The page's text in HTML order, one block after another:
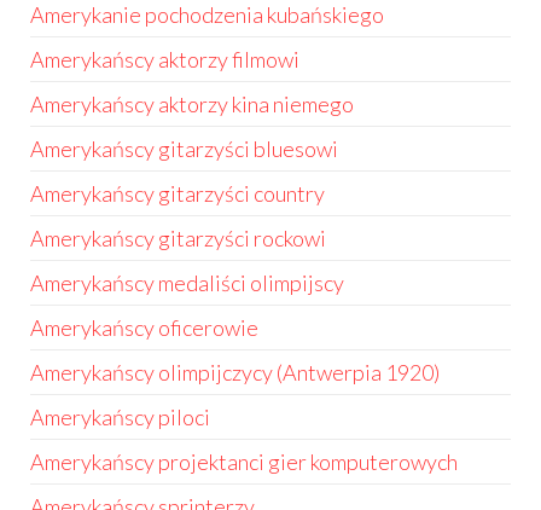
Amerykanie pochodzenia kubańskiego
Amerykańscy aktorzy filmowi
Amerykańscy aktorzy kina niemego
Amerykańscy gitarzyści bluesowi
Amerykańscy gitarzyści country
Amerykańscy gitarzyści rockowi
Amerykańscy medaliści olimpijscy
Amerykańscy oficerowie
Amerykańscy olimpijczycy (Antwerpia 1920)
Amerykańscy piloci
Amerykańscy projektanci gier komputerowych